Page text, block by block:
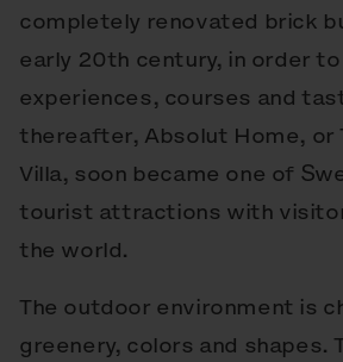
completely renovated brick
early 20th century, in order
experiences, courses and
thereafter, Absolut Home, or
Villa, soon became one of
tourist attractions with
the world.
The outdoor environment is
greenery, colors and shapes.